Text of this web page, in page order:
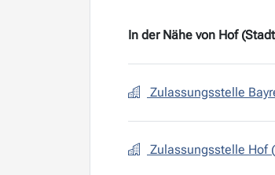
In der Nähe von Hof
Zulassungsstelle
Zulassungsstelle Hof